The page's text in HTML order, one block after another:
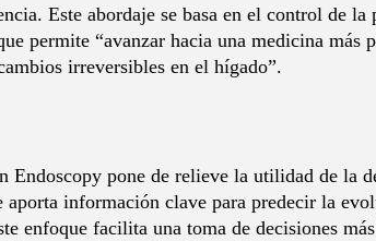
Este abordaje se basa en el control de
permite “avanzar hacia una medicina más
irreversibles en el hígado”.
pone de relieve la utilidad de la
aporta información clave para predecir la
enfoque facilita una toma de decisiones